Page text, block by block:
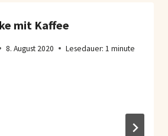
mit Kaffee
8. August 2020 Lesedauer: 1minute